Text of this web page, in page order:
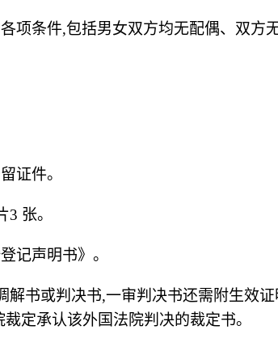
项条件,包括男女双方均无配偶、双方
证件。
张。
记声明书》。
解书或判决书,一审判决书还需附生效
定承认该外国法院判决的裁定书。